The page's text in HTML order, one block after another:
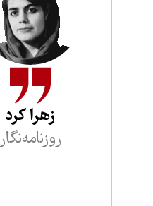
زهرا کرد
روزنامه‌نگار